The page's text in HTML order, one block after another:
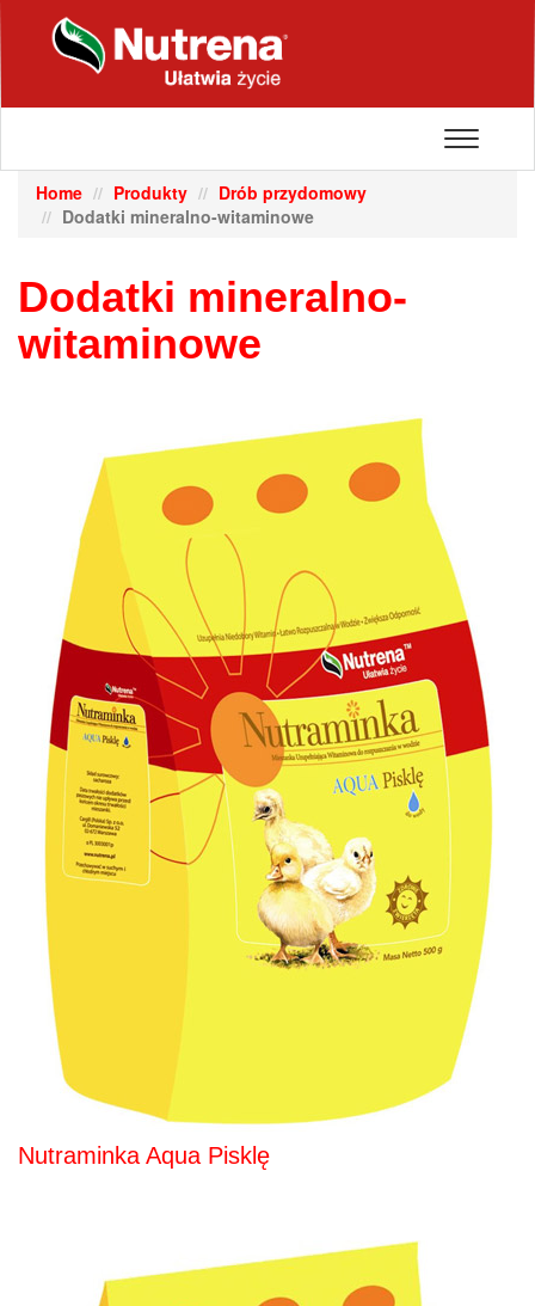
Toggle
Home Produkty
Drób przydomowy
Dodatki mineralno-witaminowe
Dodatki mineralno-
witaminowe
Nutraminka Aqua Pisklę